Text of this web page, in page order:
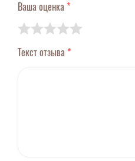
Ваша оценка *
Текст отзыва *